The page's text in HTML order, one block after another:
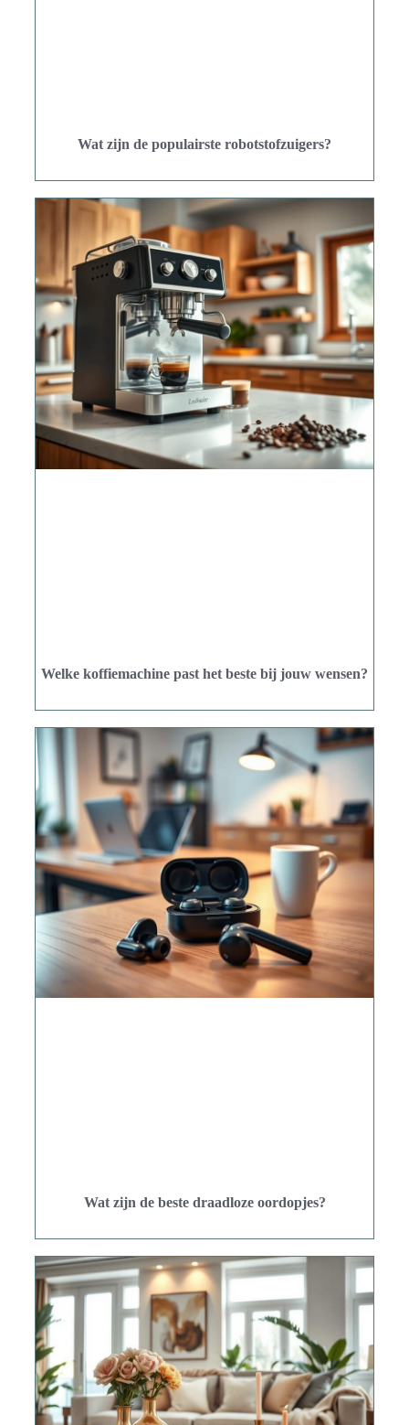
Wat zijn de populairste robotstofzuigers?
Welke koffiemachine past het beste bij jouw wensen?
Wat zijn de beste draadloze oordopjes?